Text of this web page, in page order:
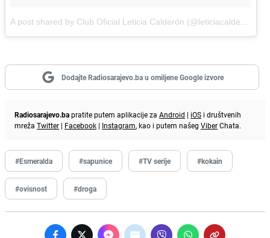
Dodajte Radiosarajevo.ba u omiljene Google izvore
Radiosarajevo.bapratite putem aplikacije za Android | iOS i društvenih
mreža Twitter | Facebook | Instagram, kao i putem našeg ViberChata.
#Esmeralda #sapunice #TV serije #kokain
#ovisnost #droga